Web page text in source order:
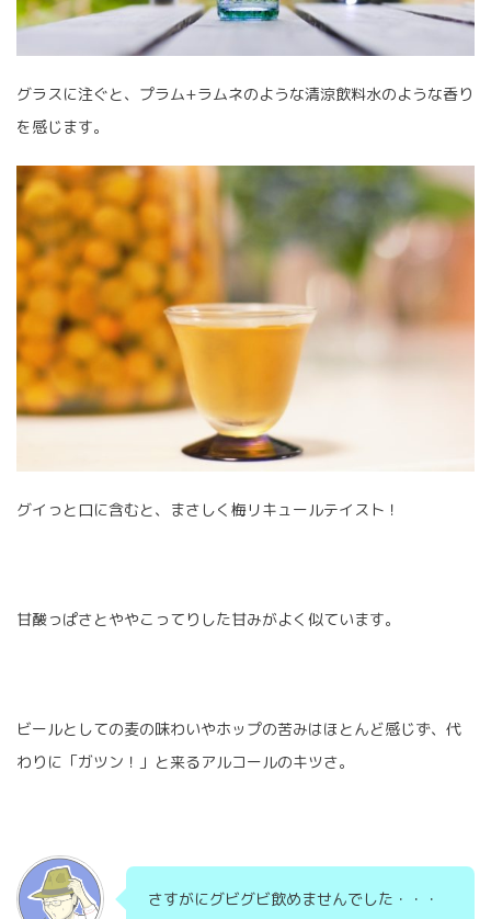
グラスに注ぐと、プラム+ラムネのような清涼飲料水のような香り
を感じます。
グイっと口に含むと、まさしく梅リキュールテイスト！
甘酸っぱさとややこってりした甘みがよく似ています。
ビールとしての麦の味わいやホップの苦みはほとんど感じず、代
わりに「ガツン！」と来るアルコールのキツさ。
さすがにグビグビ飲めませんでした・・・